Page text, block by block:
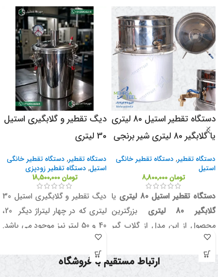
شکل دستگاه در تولیدات جدید
ممکن است تغییرات ظاهری
داشته باشد که در صورت تمایل
می توانید برای مشاهده آخرین
تصویر از دستگاه تولیدی، با شماره
واتس اپ، ایتا و روبیکا
09125436584 تماس بگیرید.
دستگاه تقطیر استیل 80 لیتری
یا گلابگیر 80 لیتری شیر برنجی
دستگاه تقطیر, دستگاه تقطیر خانگی
استیل
تومان
دستگاه تقطیر استیل 80 لیتری
یا
گلابگیر 80 لیتری
بزرگترین
محصول از این مدل از گلاب گیر
ها می باشد. جالب است بدانید
که این دستگاه کارایی بسیار بالایی
دارد و بسیاری از عطاری ها و
دیگ تقطیر و گلابگیری استیل
30 لیتری
دستگاه تقطیر, دستگاه تقطیر خانگی
استیل, دستگاه تقطیر زودپزی
تومان18,500,000
دیگ تقطیر و گلابگیری استیل 30
لیتری که در چهار لیتراژ دیگر 20،
40 و 50 لیتر نیز موجود می باشد.
میلی متری ساخته شده است،
دارای سوپاپ اطمینان و نشانگر یاارتباط مستقیم با فروشگاه